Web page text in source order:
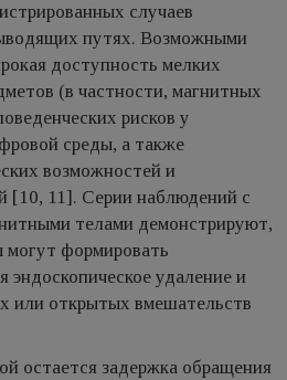
случаев
путях. Возможными
доступность мелких
(в частности, магнитных
рисков у
среды, а также
возможностей и
[10, 11]. Серии наблюдений с
телами демонстрируют,
формировать
эндоскопическое удаление и
или открытых вмешательств
остается задержка обращения